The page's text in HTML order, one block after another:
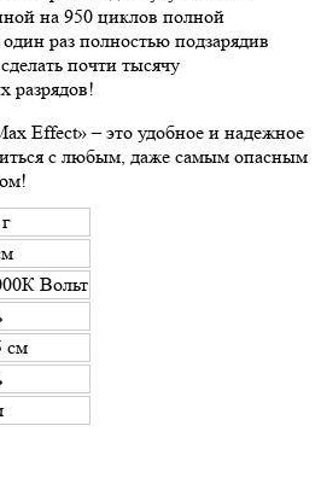
на 950 циклов полной
раз полностью подзарядив
почти тысячу
разрядов!
Effect» – это удобное и надежное
с любым, даже самым опасным
Вольт
см